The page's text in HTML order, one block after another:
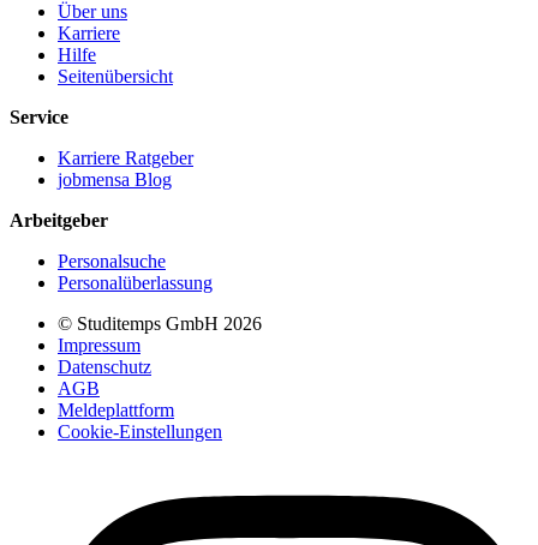
Über uns
Karriere
Hilfe
Seitenübersicht
Service
Karriere Ratgeber
jobmensa Blog
Arbeitgeber
Personalsuche
Personalüberlassung
© Studitemps GmbH 2026
Impressum
Datenschutz
AGB
Meldeplattform
Cookie-Einstellungen